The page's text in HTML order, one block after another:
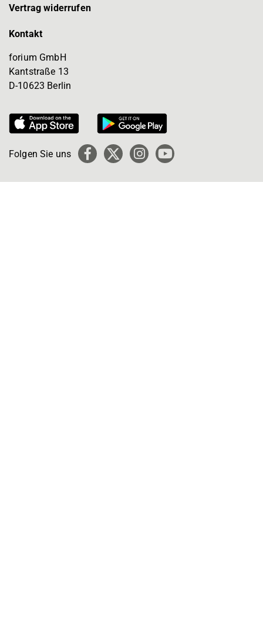
Vertrag widerrufen
Kontakt
forium GmbH
Kantstraße 13
D-10623 Berlin
Folgen Sie uns Facebook
X
Instagram